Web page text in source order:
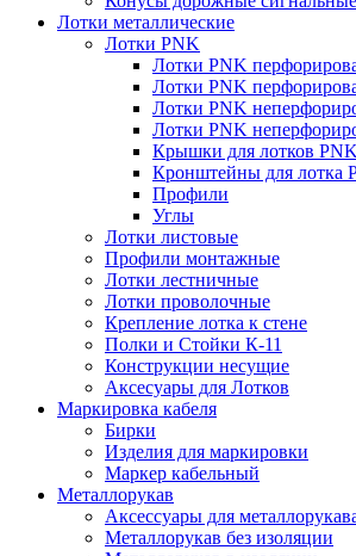
Лотки металлические
Лотки PNK
Лотки PNK
Лотки PNK
Лотки PNK
Лотки PNK
Крышки для лотков PNK
Кронштейны для лотка
Профили
Углы
Лотки листовые
Профили монтажные
Лотки лестничные
Лотки проволочные
Крепление лотка к стене
Полки и Стойки К-11
Конструкции несущие
Аксесуары для Лотков
Маркировка кабеля
Бирки
Изделия для маркировки
Маркер кабельный
Металлорукав
Аксессуары для
Металлорукав без изоляции